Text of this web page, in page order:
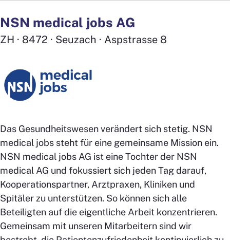
NSN medical jobs AG
ZH · 8472 · Seuzach · Aspstrasse 8
Das Gesundheitswesen verändert sich stetig. NSN
medical jobs steht für eine gemeinsame Mission ein.
NSN medical jobs AG ist eine Tochter der NSN
medical AG und fokussiert sich jeden Tag darauf,
Kooperationspartner, Arztpraxen, Kliniken und
Spitäler zu unterstützen. So können sich alle
Beteiligten auf die eigentliche Arbeit konzentrieren.
Gemeinsam mit unseren Mitarbeitern sind wir